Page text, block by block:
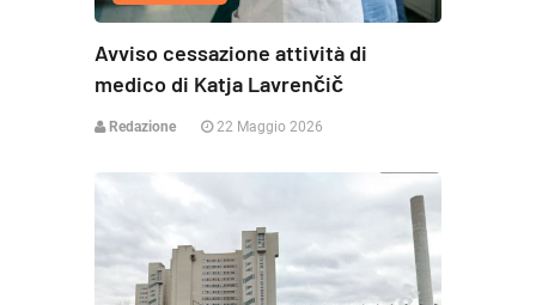
Avviso cessazione attività di
medico di Katja Lavrenčič
Redazione 22 Maggio 2026